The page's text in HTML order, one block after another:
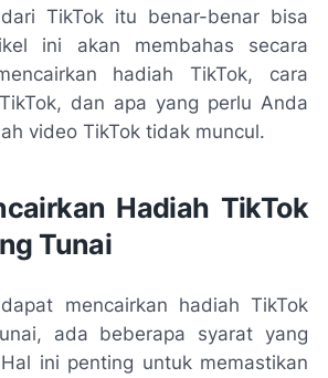
TikTok itu benar-benar bisa
ini akan membahas secara
hadiah TikTok, cara
dan apa yang perlu Anda
video TikTok tidak muncul.
Hadiah TikTok
Tunai
mencairkan hadiah TikTok
ada beberapa syarat yang
ini penting untuk memastikan